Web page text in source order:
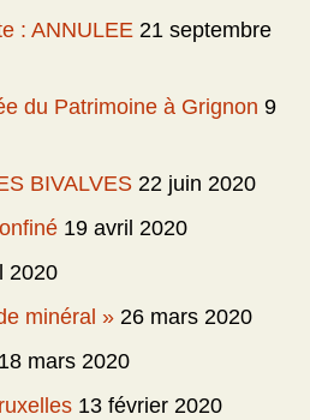
: ANNULEE 21 septembre
du Patrimoine à Grignon 9
BIVALVES 22 juin 2020
19 avril 2020
2020
minéral » 26 mars 2020
18 mars 2020
13 février 2020